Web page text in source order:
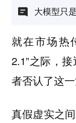
大模型只
就在市场热
2.1”之际，
者否认了这一
真假虚实之